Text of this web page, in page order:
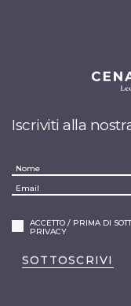
Iscriviti alla
ACCETTO / PRIMA DI
PRIVACY
SOTTOSCRIVI